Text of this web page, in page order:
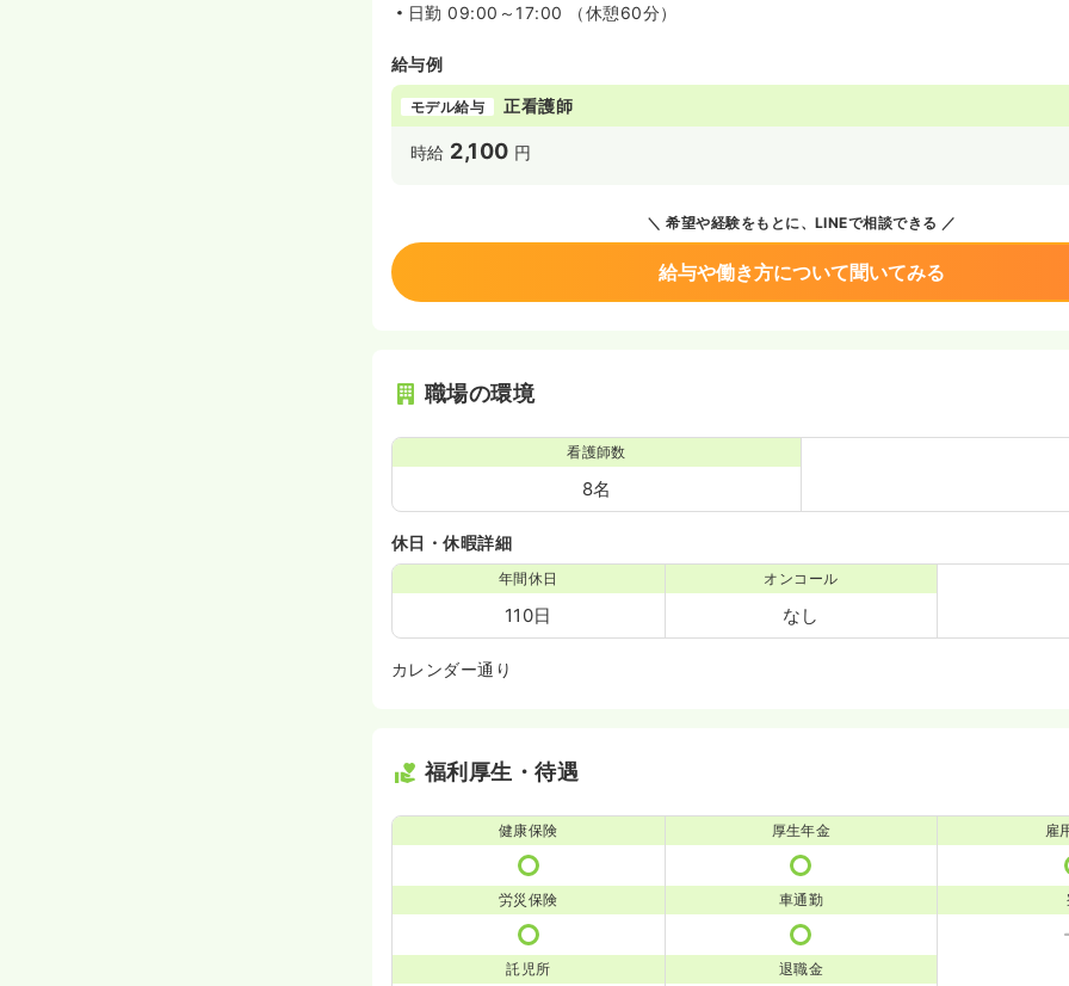
日勤 09:00～17:00 （休憩60分）
給与例
モデル給与 正看護師
時給 2,100 円
希望や経験をもとに、LINEで相談できる
給与や働き方について聞いてみる
職場の環境
看護師数
8名
休日・休暇詳細
年間休日
110日
オンコール
なし
カレンダー通り
福利厚生・待遇
健康保険 厚生年金 雇
労災保険 車通勤
託児所 退職金